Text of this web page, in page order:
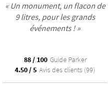
NOS MEILLEURES VENTES
« Un monument, un flacon de
9 litres, pour les grands
événements ! »
88 / 100 Guide Parker
4.50 / 5 Avis des clients (99)